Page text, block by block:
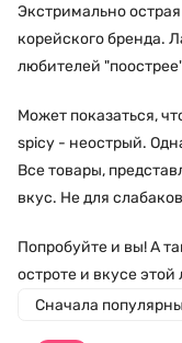
Экстримально
корейского бренда.
любителей
Может показаться,
spicy - неострый.
Все товары,
вкус. Не для
Попробуйте и вы! А
остроте и вкусе
Сначала